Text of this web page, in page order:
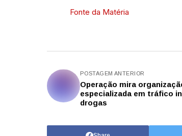
Fonte da Matéria
POSTAGEM ANTERIOR
Operação mira
especializada em tráfico
drogas